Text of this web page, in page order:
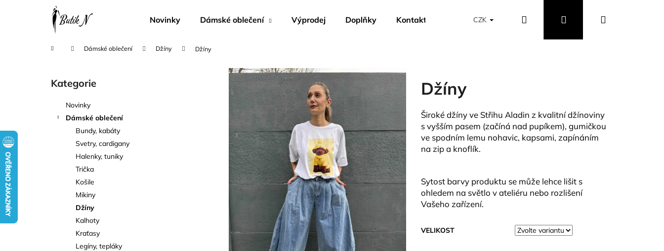
Novinky Dámské oblečení Výprodej Doplňky Kontakty Obchodní podmínky Vrácení a výměna zboží
CZK Hledat PřihlášeníNákupní
Domů Dámské oblečení Džíny Džíny
Přeskočit
kategorie
Kategorie
Novinky
Dámské oblečení
Bundy, kabáty
Svetry, cardigany
Halenky, tuniky
Trička
Košile
Mikiny
Džíny
Kalhoty
Kraťasy
Legíny, tepláky
Džíny
Široké džíny ve Střihu Aladin z kvalitní džínoviny
s vyšším pasem (začíná nad pupíkem), gumičkou
ve spodním lemu nohavic, kapsami, zapínáním
na zip a knoflík.
Sytost barvy produktu se může lehce lišit s
ohledem na světlo v ateliéru nebo rozlišení
Vašeho zařízení.
VELIKOST
HLEDAT
Doporučujeme